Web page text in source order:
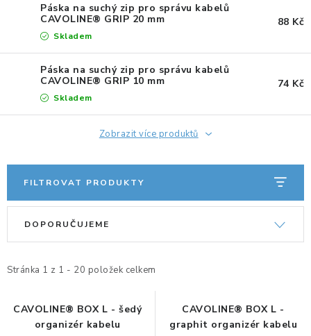
BEDERNÍ A KRČNÍ OPĚRKY
PODLOŽKY POD MYŠ A ZÁPĚSTÍ
ERGONOMICKÉ KLÁVESNICE
DRŽÁKY A ZÁVĚSY PC
STOJANY POD NOTEBOOK
Páska na suchý zip pro správu kabelů
CAVOLINE® GRIP 20 mm
Skladem
88 Kč
Páska na suchý zip pro správu kabelů
CAVOLINE® GRIP 10 mm
Skladem
74 Kč
Zobrazit více produktů
FILTROVAT PRODUKTY
i
p
Stránka 1 z 1 - 20 položek celkem
e
DOPORUČUJEME
CAVOLINE® BOX L - šedý
organizér kabelu
CAVOLINE® BOX L -
graphit organizér kabelu